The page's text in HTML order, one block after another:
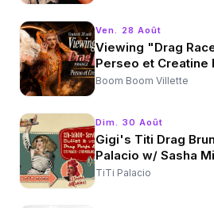
Ven. 28 Août
Viewing "Drag
Perseo et Creatine
Boom Boom Villette
Dim. 30 Août
Gigi's Titi Drag
Palacio w/ Sasha
TiTi Palacio